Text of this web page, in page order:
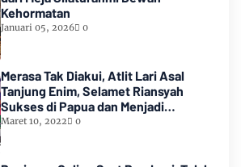
Kehormatan
Januari 05, 2026 0
Merasa Tak Diakui, Atlit Lari Asal
Tanjung Enim, Selamet Riansyah
Sukses di Papua dan Menjadi
Miliarder
Maret 10, 2022 0